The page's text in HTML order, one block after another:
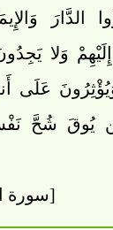
الدَّارَ
وَلا
عَلَى
يُوقَ شُحَّ
[سورة